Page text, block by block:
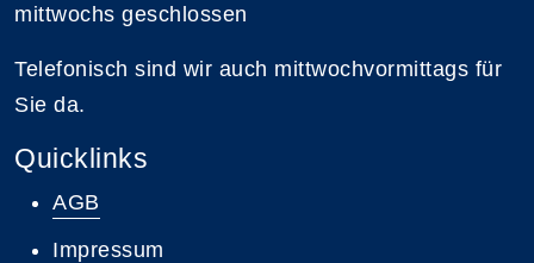
mittwochs geschlossen
Telefonisch sind wir auch mittwochvormittags für
Sie da.
Quicklinks
AGB
Impressum